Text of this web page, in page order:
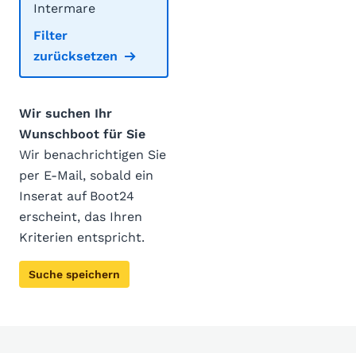
Intermare
Filter
zurücksetzen
Wir suchen Ihr
Wunschboot für Sie
Wir benachrichtigen Sie
per E-Mail, sobald ein
Inserat auf Boot24
erscheint, das Ihren
Kriterien entspricht.
Suche speichern